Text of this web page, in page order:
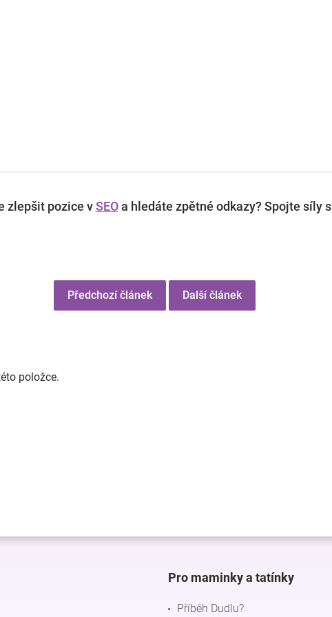
zlepšit pozice vSEOa hledáte zpětné odkazy? Spojte síly s
Předchozí článek Další článek
položce.
Pro maminky a tatínky
Příběh Dudlu?